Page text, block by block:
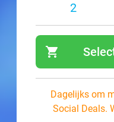
2
shopping_cart
Dagelijks om
Social Deals.